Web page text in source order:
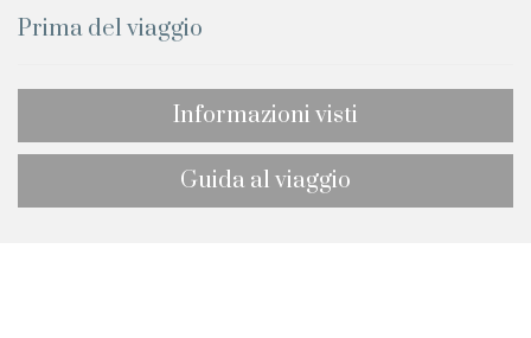
Prima del viaggio
Informazioni visti
Guida al viaggio